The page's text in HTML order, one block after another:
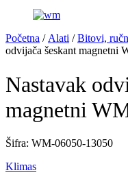
Početna / Alati /Bitovi,
odvijača šeskant magnetni
Nastavak
magnetni
Šifra: WM-06050-13050
Klimas